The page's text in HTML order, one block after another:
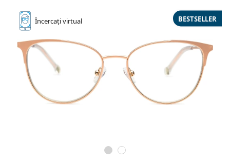
Încercațivirtual BESTSELLER